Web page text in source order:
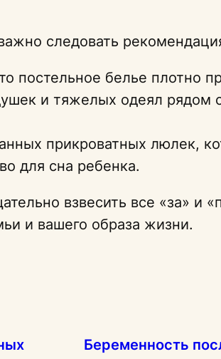
следовать
постельное белье плотно
и тяжелых одеял рядом
прикроватных люлек,
для сна ребенка.
взвесить все «за» и
и вашего образа жизни.
Беременность